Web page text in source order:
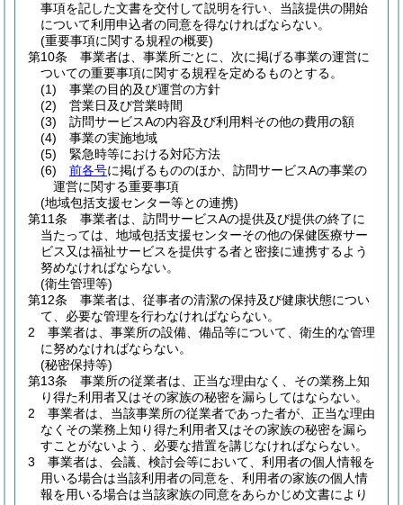
事項を記した文書を交付して説明を行い、当該提供の開始
について利用申込者の同意を得なければならない。
(重要事項に関する規程の概要)
第10条
事業者は、事業所ごとに、次に掲げる事業の運営に
ついての重要事項に関する規程を定めるものとする。
(1)
事業の目的及び運営の方針
(2)
営業日及び営業時間
(3)
訪問サービスAの内容及び利用料その他の費用の額
(4)
事業の実施地域
(5)
緊急時等における対応方法
(6)
前各号に掲げるもののほか、訪問サービスAの事業の
運営に関する重要事項
(地域包括支援センター等との連携)
第11条
事業者は、訪問サービスAの提供及び提供の終了に
当たっては、地域包括支援センターその他の保健医療サー
ビス又は福祉サービスを提供する者と密接に連携するよう
努めなければならない。
(衛生管理等)
第12条
事業者は、従事者の清潔の保持及び健康状態につい
て、必要な管理を行わなければならない。
2
事業者は、事業所の設備、備品等について、衛生的な管理
に努めなければならない。
(秘密保持等)
第13条
事業所の従業者は、正当な理由なく、その業務上知
り得た利用者又はその家族の秘密を漏らしてはならない。
2
事業者は、当該事業所の従業者であった者が、正当な理由
なくその業務上知り得た利用者又はその家族の秘密を漏ら
すことがないよう、必要な措置を講じなければならない。
3
事業者は、会議、検討会等において、利用者の個人情報を
用いる場合は当該利用者の同意を、利用者の家族の個人情
報を用いる場合は当該家族の同意をあらかじめ文書により